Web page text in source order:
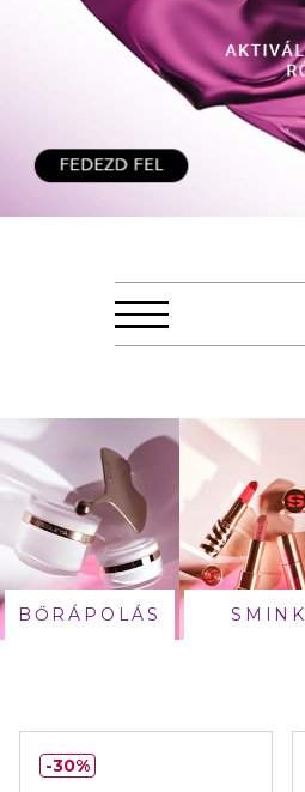
BŐRÁPOLÁS SMINK
30%